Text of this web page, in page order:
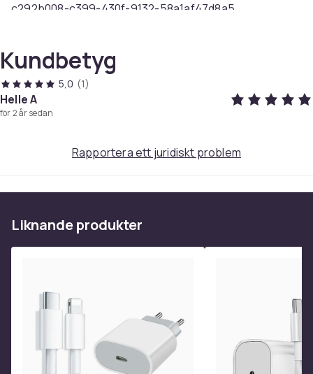
c292b008-c399-430f-9132-58a1af47d8a5
Kundbetyg
5,0 (1)
Helle A
för 2 år sedan
Rapportera ett juridiskt problem
Liknande produkter